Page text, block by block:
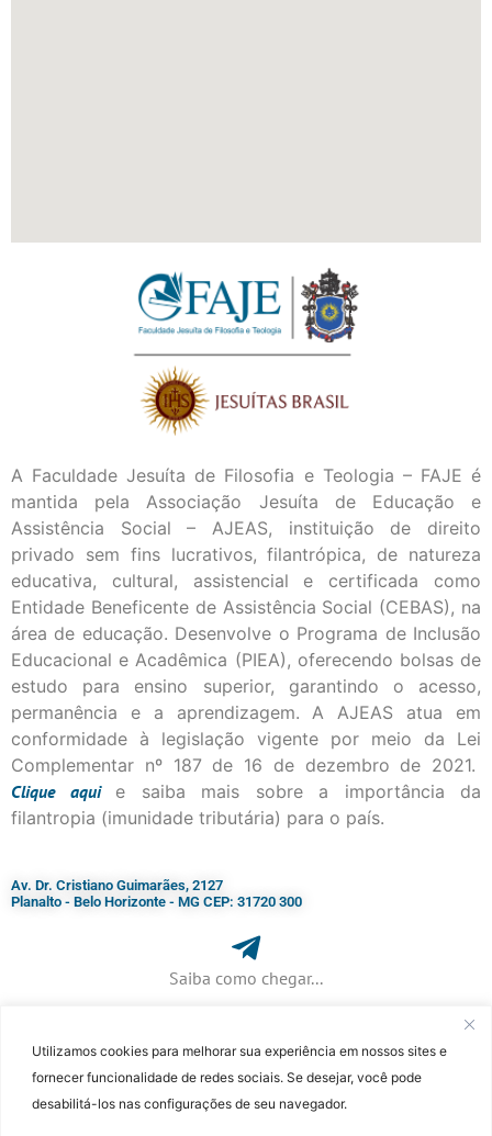
Utilizamos cookies para melhorar sua experiência em nossos sites e
fornecer funcionalidade de redes sociais. Se desejar, você pode
desabilitá-los nas configurações de seu navegador.
A Faculdade Jesuíta de Filosofia e Teologia – FAJE é
mantida pela Associação Jesuíta de Educação e
Assistência Social – AJEAS, instituição de direito
privado sem fins lucrativos, filantrópica, de natureza
educativa, cultural, assistencial e certificada como
Entidade Beneficente de Assistência Social (CEBAS), na
área de educação. Desenvolve o Programa de Inclusão
Educacional e Acadêmica (PIEA), oferecendo bolsas de
estudo para ensino superior, garantindo o acesso,
permanência e a aprendizagem. A AJEAS atua em
conformidade à legislação vigente por meio da Lei
Complementar nº 187 de 16 de dezembro de 2021.
Cliqueaqui
e saiba mais sobre a importância da
filantropia (imunidade tributária) para o país.
Av. Dr. Cristiano Guimarães, 2127
Planalto - Belo Horizonte - MG CEP: 31720 300
Saiba como chegar...
+ 55 (31) 3115-7000​